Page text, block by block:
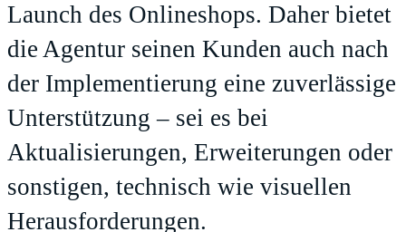
Launch des Onlineshops. Daher bietet
die Agentur seinen Kunden auch nach
der Implementierung eine zuverlässige
Unterstützung – sei es bei
Aktualisierungen, Erweiterungen oder
sonstigen, technisch wie visuellen
Herausforderungen.